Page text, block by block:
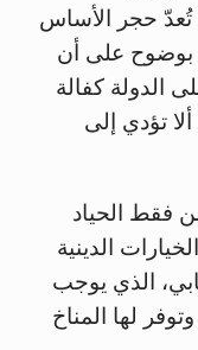
تُعدّ حجر الأساس
بوضوح على أن
الدولة كفالة
تؤدي إلى
فقط الحياد
الدينية
الذي يوجب
لها المناخ